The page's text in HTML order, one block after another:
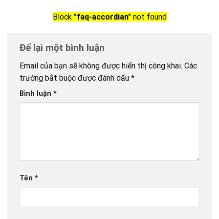
Block "faq-accordian" not found
Để lại một bình luận
Email của bạn sẽ không được hiển thị công khai. Các
trường bắt buộc được đánh dấu *
Bình luận *
Tên *